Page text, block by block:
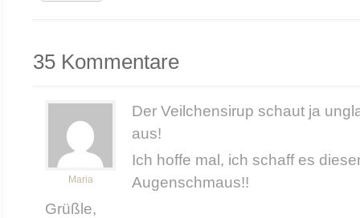
35 Kommentare
Maria
Der Veilchensirup schaut ja
aus!
Ich hoffe mal, ich schaff es
Augenschmaus!!
Grüßle,